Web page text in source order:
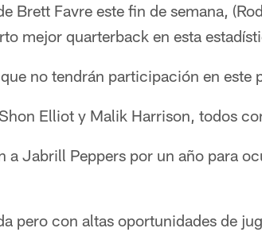
Brett Favre este fin de semana,
mejor quarterback en esta
no tendrán participación en este
Elliot y Malik Harrison, todos
a Jabrill Peppers por un año para
pero con altas oportunidades de